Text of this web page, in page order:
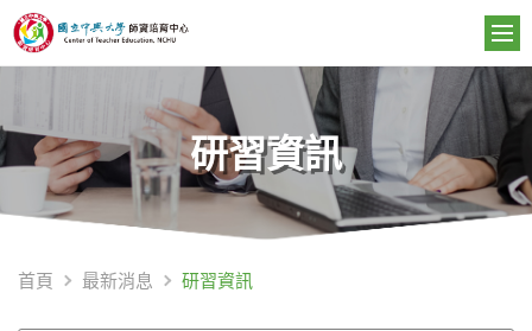
研習資訊
首頁 最新消息 研習資訊